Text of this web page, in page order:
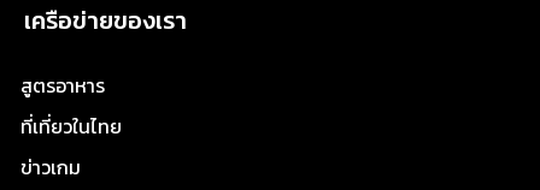
เครือข่ายของเรา
สูตรอาหาร
ที่เที่ยวในไทย
ข่าวเกม